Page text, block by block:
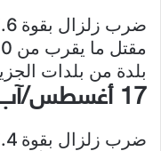
بلدة من بلدات
17 أغسطس/آب 1999